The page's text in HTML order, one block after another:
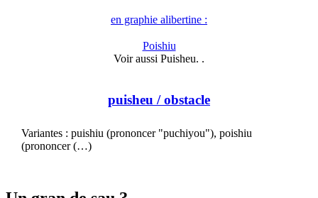
en graphie alibertine :
Poishiu
Voir aussi Puisheu. .
puisheu / obstacle
Variantes : puishiu (prononcer "puchiyou"), poishiu
(prononcer (…)